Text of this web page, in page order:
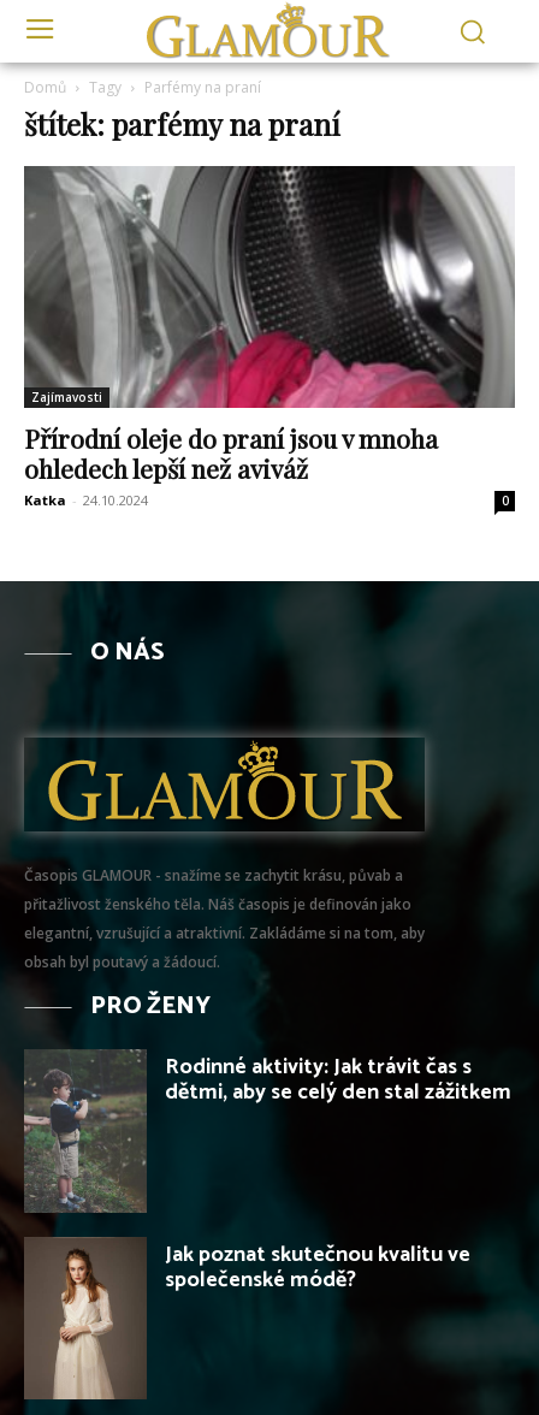
Domů Tagy Parfémy na praní
štítek: parfémy na praní
Zajímavosti
Přírodní oleje do praní jsou v mnoha
ohledech lepší než aviváž
Katka - 24.10.2024 0
O NÁS
Časopis GLAMOUR - snažíme se zachytit krásu, půvab a
přitažlivost ženského těla. Náš časopis je definován jako
elegantní, vzrušující a atraktivní. Zakládáme si na tom, aby
obsah byl poutavý a žádoucí.
PRO ŽENY
Rodinné aktivity: Jak trávit čas s
dětmi, aby se celý den stal zážitkem
Jak poznat skutečnou kvalitu ve
společenské módě?